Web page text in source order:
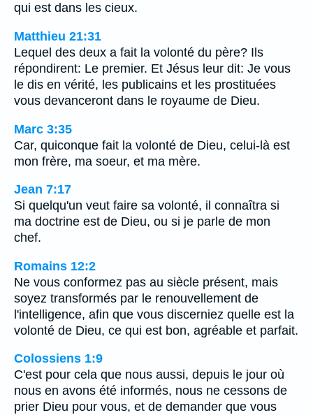
qui est dans les cieux.
Matthieu 21:31
Lequel des deux a fait la volonté du père? Ils
répondirent: Le premier. Et Jésus leur dit: Je vous
le dis en vérité, les publicains et les prostituées
vous devanceront dans le royaume de Dieu.
Marc 3:35
Car, quiconque fait la volonté de Dieu, celui-là est
mon frère, ma soeur, et ma mère.
Jean 7:17
Si quelqu'un veut faire sa volonté, il connaîtra si
ma doctrine est de Dieu, ou si je parle de mon
chef.
Romains 12:2
Ne vous conformez pas au siècle présent, mais
soyez transformés par le renouvellement de
l'intelligence, afin que vous discerniez quelle est la
volonté de Dieu, ce qui est bon, agréable et parfait.
Colossiens 1:9
C'est pour cela que nous aussi, depuis le jour où
nous en avons été informés, nous ne cessons de
prier Dieu pour vous, et de demander que vous